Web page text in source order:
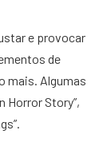
e provocar
de
mais. Algumas
Horror Story”,